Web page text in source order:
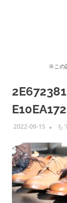
※この
2022-09-15 も